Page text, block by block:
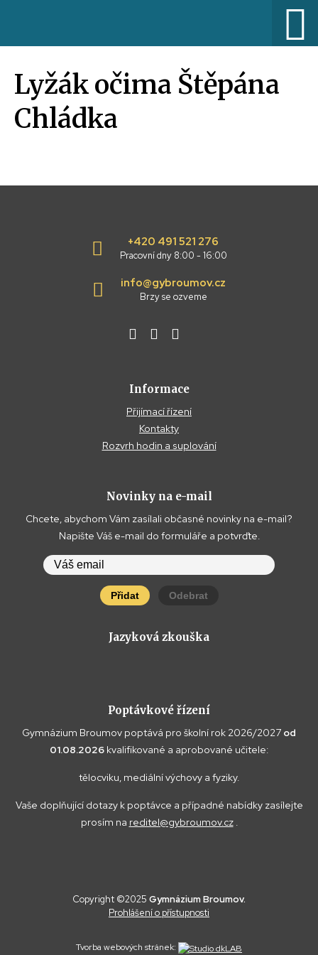
Lyžák očima Štěpána
Chládka
+420 491 521 276
Pracovní dny 8:00 - 16:00
info@gybroumov.cz
Brzy se ozveme
Informace
Přijímací řízení
Kontakty
Rozvrh hodin a suplování
Novinky na e-mail
Chcete, abychom Vám zasílali občasné novinky na e-mail?
Napište Váš e-mail do formuláře a potvrďte.
Přidat Odebrat
Jazyková zkouška
Poptávkové řízení
Gymnázium Broumov poptává pro školní rok 2026/2027 od
01.08.2026 kvalifikované a aprobované učitele:
tělocviku, mediální výchovy a fyziky.
Vaše doplňující dotazy k poptávce a případné nabídky zasílejte
prosím na reditel@gybroumov.cz.
Tvorba webových stránek:
Copyright ©2025 Gymnázium Broumov.
Prohlášení o přístupnosti